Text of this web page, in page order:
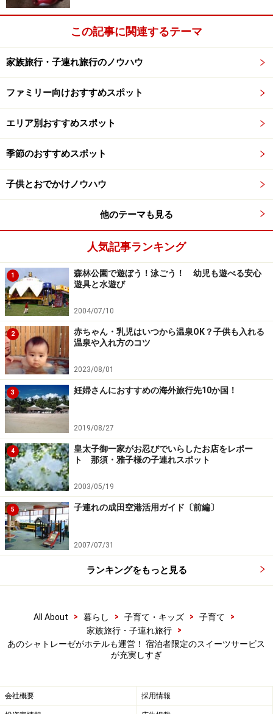
供時間は15:00～24:00と6:00～9:00）はお風呂上がりに
ぴったり。2階のフロントカウンター向かいのアイスコ
ーナーでは24時間提供しています。実際にシャトレーゼ
の店舗で取り扱いのあるアイスが30種類以上並ぶので、
気になっていたアイスを試すチャンスです！
シャトレーゼホテル 長野の客室。ファミリーに使いやすい
和室のほか、洋室もある
「シャトレーゼホテル 長野」の名物、朝食
ブッフェ
翌朝もお楽しみは続きます。「シャトレーゼホテル 長
野」では、2023年8月のオープン当初から提供している
スイーツとヨーグルト付きの朝食ブッフェが大人気。
そばやおやきなどのご当地メニューや、野沢菜や小谷漬
けなど長野らしい総菜に並んで、ケーキ・ヨーグルト・
プリンなど、約13種類のスイーツがずらり。料金は大人
1800円（小学生900円 、4・5歳400円 、3歳以下無料）
とホテルのブッフェスタイルの朝食としてはリーズナブ
ルだと思います（※料金は時期により変動する場合があ
ります）。
八ヶ岳の契約牧場の牛乳を使ったヨーグルトも楽しめる
「シャトレーゼといえばスイーツということで、宿泊さ
れる方にはスイーツを通して“癒し”を提供したいと考
え、朝食にもケーキとプリン・ヨーグルトなどのスイー
ツをご提供しております。朝からケーキが食べられるた
め、満足感やお得感があると好評です。朝食をとる方は
朝から優雅な気分を過ごせる
善光寺平の眺めもごちそう。このほか、夕食の宴会コー
この記事に関連するテーマ
家族旅行・子連れ旅行のノウハウ
ファミリー向けおすすめスポット
エリア別おすすめスポット
季節のおすすめスポット
子供とおでかけノウハウ
他のテーマも見る
人気記事ランキング
1
森林公園で遊ぼう！泳ごう！ 幼児も遊べる安心
遊具と水遊び
2004/07/10
2
赤ちゃん・乳児はいつから温泉OK？子供も入れる
温泉や入れ方のコツ
2023/08/01
3 妊婦さんにおすすめの海外旅行先10か国！
2019/08/27
4
皇太子御一家がお忍びでいらしたお店をレポー
ト 那須・雅子様の子連れスポット
2003/05/19
5 子連れの成田空港活用ガイド〔前編〕
2007/07/31
ランキングをもっと見る
All About > 暮らし > 子育て・キッズ > 子育て
>
家族旅行・子連れ旅行
>
あのシャトレーゼがホテルも運営！ 宿泊者限定のスイーツサービス
が充実しすぎ
会社概要 採用情報